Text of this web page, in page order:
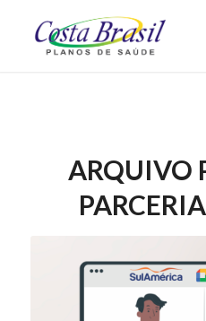
ARQUIVO